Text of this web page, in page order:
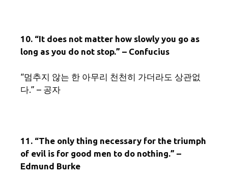
10. “It does not matter how slowly you go as
long as you do not stop.” – Confucius
“멈추지 않는 한 아무리 천천히 가더라도 상관없
다.” – 공자
11. “The only thing necessary for the triumph
of evil is for good men to do nothing.” –
Edmund Burke